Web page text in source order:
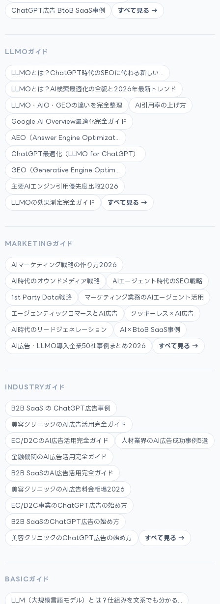
ChatGPT広告 BtoB SaaS事例 すべて見る →
LLMOガイド
LLMOとは？ChatGPT時代のSEOに代わる新しい...
LLMOとは？AI検索最適化の全貌と2026年最新トレンド
LLMO・AIO・GEOの違いを完全整理 AI引用率の上げ方
Google AI Overview最適化完全ガイド
AEO（Answer Engine Optimizat...
ChatGPT最適化（LLMO for ChatGPT）
GEO（Generative Engine Optim...
主要AIエンジン引用優先度比較2026
LLMOの効果測定完全ガイド すべて見る →
MARKETINGガイド
AIマーケティング戦略の作り方2026
AI時代のオウンドメディア戦略 AIエージェント時代のSEO戦略
1st Party Data戦略 マーケティング業務のAIエージェント活用
エージェンティックコマースとAI広告 クッキーレス×AI広告
AI時代のリードジェネレーション AI×BtoB SaaS事例
AI広告・LLMO導入企業50社事例まとめ2026 すべて見る →
INDUSTRYガイド
B2B SaaS の ChatGPT広告事例
美容クリニックのAI広告活用完全ガイド
EC/D2CのAI広告活用完全ガイド 人材業界のAI広告成功事例5選
金融機関のAI広告活用完全ガイド
B2B SaaSのAI広告活用完全ガイド
美容クリニックのAI広告料金相場2026
EC/D2C事業のChatGPT広告の始め方
B2B SaaSのChatGPT広告の始め方
美容クリニックのChatGPT広告の始め方 すべて見る →
BASICガイド
LLM（大規模言語モデル）とは？仕組みを文系でも分かる...